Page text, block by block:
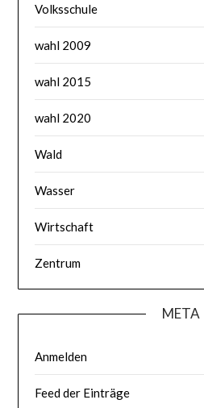
Volksschule
wahl 2009
wahl 2015
wahl 2020
Wald
Wasser
Wirtschaft
Zentrum
META
Anmelden
Feed der Einträge